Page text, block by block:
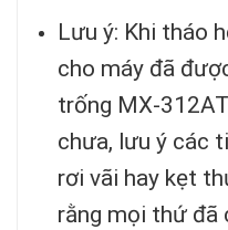
Lưu ý: Khi tháo
cho máy đã
trống MX-
chưa, lưu ý các
rơi vãi hay kẹt
rằng mọi thứ đã